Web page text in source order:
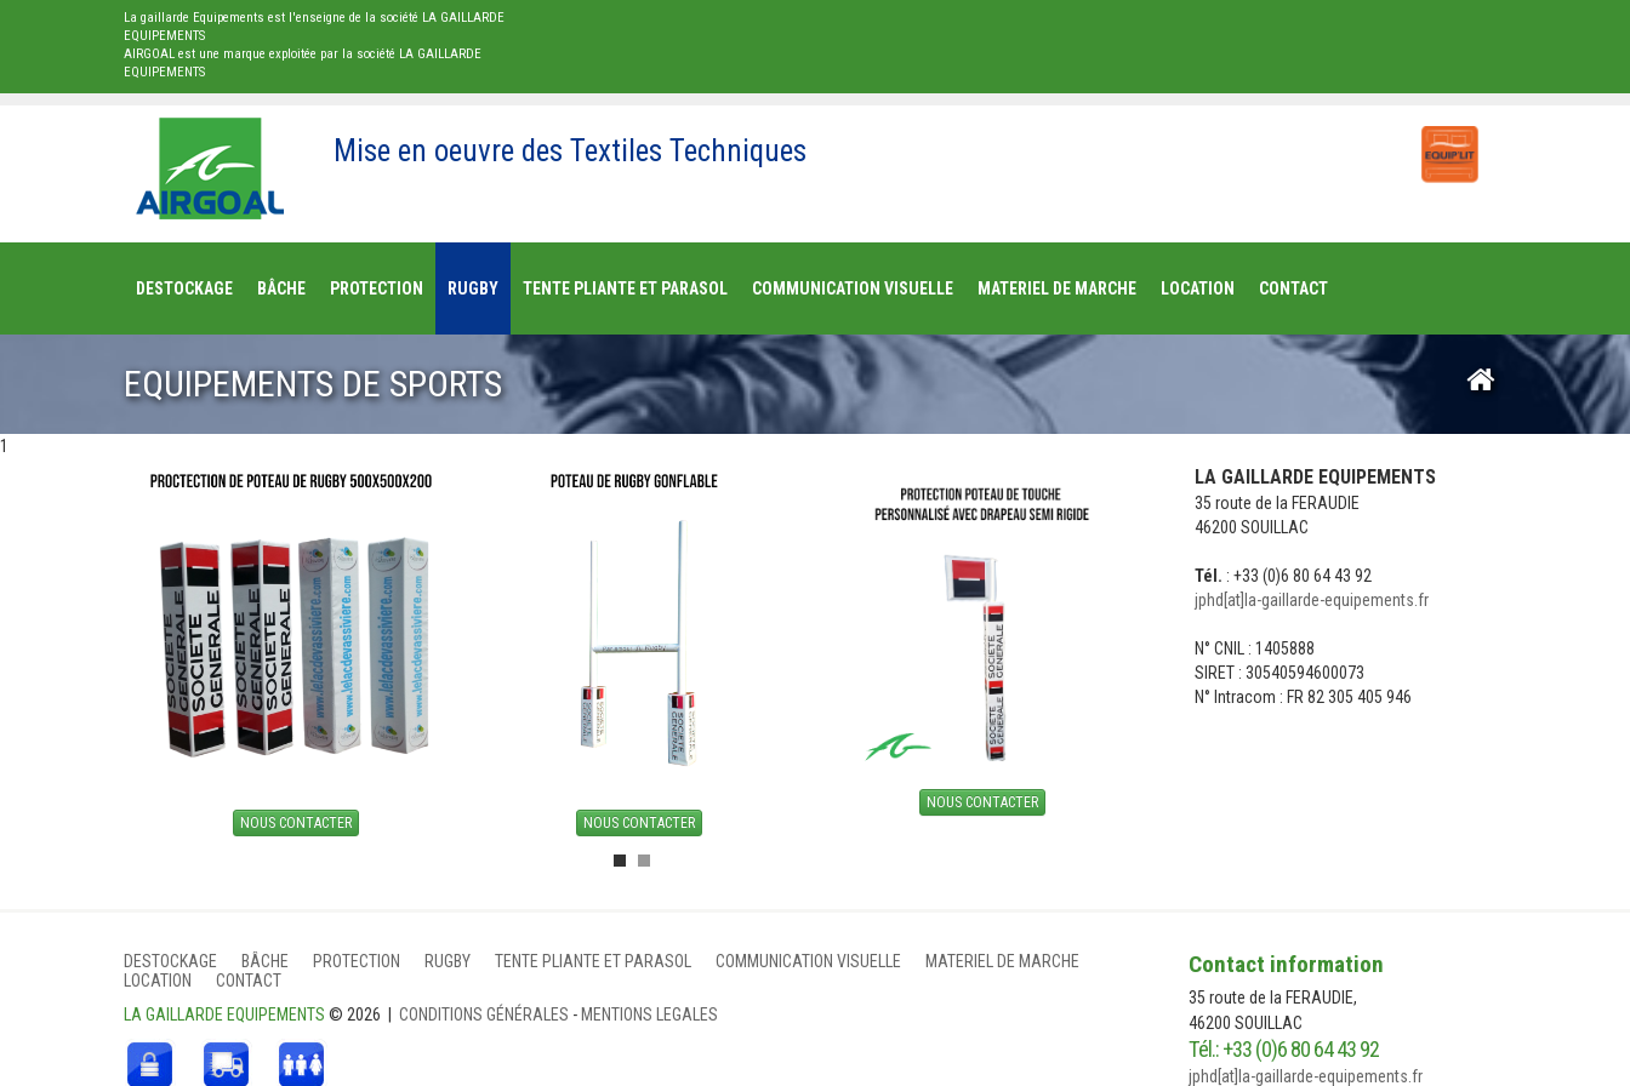
La gaillarde Equipements est l'enseigne de la société LA GAILLARDE
EQUIPEMENTS
AIRGOAL est une marque exploitée par la société LA GAILLARDE
EQUIPEMENTS
Mise en oeuvre des Textiles Techniques
DESTOCKAGE BÂCHE PROTECTION RUGBY TENTE PLIANTE ET PARASOL COMMUNICATION VISUELLE MATERIEL DE MARCHE LOCATION CONTACT
EQUIPEMENTS DE SPORTS
1
NOUS CONTACTER NOUS CONTACTER
NOUS CONTACTER
LA GAILLARDE EQUIPEMENTS
35 route de la FERAUDIE
46200 SOUILLAC
Tél. : +33 (0)6 80 64 43 92
jphd[at]la-gaillarde-equipements.fr
N° CNIL : 1405888
SIRET : 30540594600073
N° Intracom : FR 82 305 405 946
DESTOCKAGE BÂCHE PROTECTION RUGBY TENTE PLIANTE ET PARASOL COMMUNICATION VISUELLE
MATERIEL DE MARCHE
LOCATION
CONTACT
LA GAILLARDE EQUIPEMENTS © 2026 | CONDITIONS GÉNÉRALES - MENTIONS LEGALES
Contact information
35 route de la FERAUDIE,
46200 SOUILLAC
Tél.: +33 (0)6 80 64 43 92
jphd[at]la-gaillarde-equipements.fr